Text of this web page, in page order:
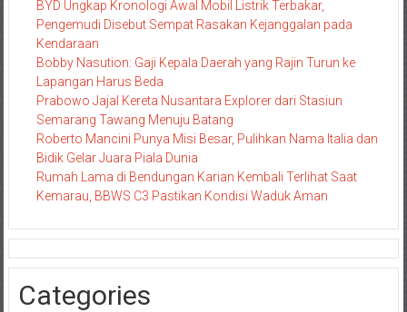
BYD Ungkap Kronologi Awal Mobil Listrik Terbakar,
Pengemudi Disebut Sempat Rasakan Kejanggalan pada
Kendaraan
Bobby Nasution: Gaji Kepala Daerah yang Rajin Turun ke
Lapangan Harus Beda
Prabowo Jajal Kereta Nusantara Explorer dari Stasiun
Semarang Tawang Menuju Batang
Roberto Mancini Punya Misi Besar, Pulihkan Nama Italia dan
Bidik Gelar Juara Piala Dunia
Rumah Lama di Bendungan Karian Kembali Terlihat Saat
Kemarau, BBWS C3 Pastikan Kondisi Waduk Aman
Categories